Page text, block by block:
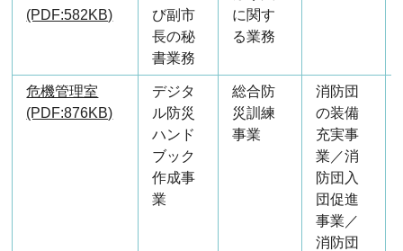
(PDF:582KB)
び副市
長の秘
書業務
に関す
る業務
危機管理室
(PDF:876KB)
デジタ
ル防災
ハンド
ブック
作成事
業
総合防
災訓練
事業
消防団
の装備
充実事
業／消
防団入
団促進
事業／
消防団